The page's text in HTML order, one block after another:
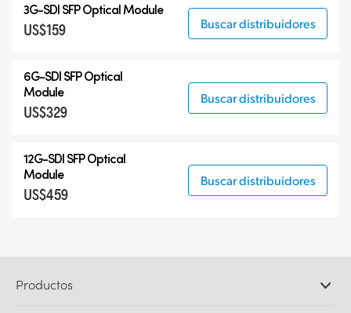
3G-SDI SFP Optical Module
US$159 Buscar distribuidores
6G-SDI SFP Optical
Module
US$329
Buscar distribuidores
12G-SDI SFP Optical
Module
US$459
Buscar distribuidores
Productos